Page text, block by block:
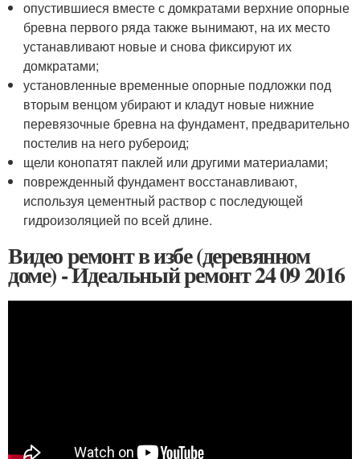
опустившиеся вместе с домкратами верхние опорные
бревна первого ряда также вынимают, на их место
устанавливают новые и снова фиксируют их
домкратами;
установленные временные опорные подложки под
вторым венцом убирают и кладут новые нижние
перевязочные бревна на фундамент, предварительно
постелив на него рубероид;
щели конопатят паклей или другими материалами;
поврежденный фундамент восстанавливают,
используя цементный раствор с последующей
гидроизоляцией по всей длине.
Видео ремонт в избе (деревянном
доме) - Идеальный ремонт 24 09 2016